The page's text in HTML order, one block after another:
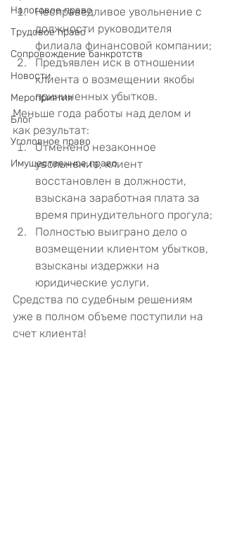
Налоговое право
Трудовое право
Сопровождение банкротств
Новости
Мероприятия
Блог
Уголовное право
Имущественное право
Несправедливое увольнение с
должности руководителя
филиала финансовой компании;
Предъявлен иск в отношении
клиента о возмещении якобы
причиненных убытков.
Меньше года работы над делом и
как результат:
Отменено незаконное
увольнение, клиент
восстановлен в должности,
взыскана заработная плата за
время принудительного прогула;
Полностью выиграно дело о
возмещении клиентом убытков,
взысканы издержки на
юридические услуги.
Средства по судебным решениям
уже в полном объеме поступили на
счет клиента!